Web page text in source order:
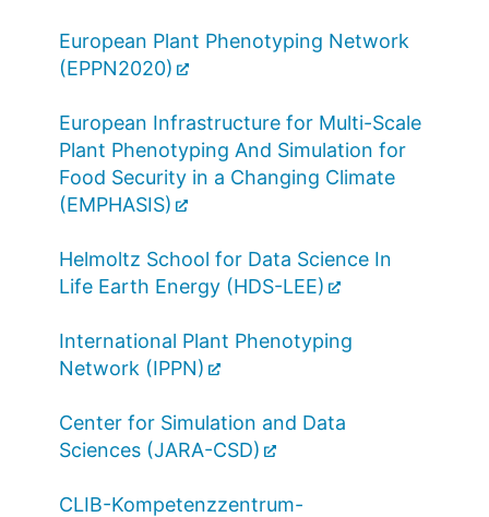
European Plant Phenotyping Network
(EPPN2020)
European Infrastructure for Multi-Scale
Plant Phenotyping And Simulation for
Food Security in a Changing Climate
(EMPHASIS)
Helmoltz School for Data Science In
Life Earth Energy (HDS-LEE)
International Plant Phenotyping
Network (IPPN)
Center for Simulation and Data
Sciences (JARA-CSD)
CLIB-Kompetenzzentrum-